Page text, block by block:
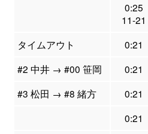
0:25
11-21
タイムアウト
0:21
#2 中井 → #00 笹岡
0:21
#3 松田 → #8 緒方
0:21
0:21